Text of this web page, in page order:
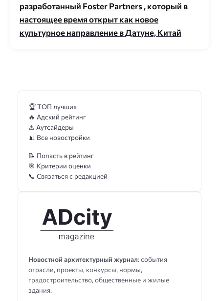
разработанный Foster Partners , который в
настоящее время открыт как новое
культурное направление в Датуне, Китай
Новостной архитектурный журнал: события
отрасли, проекты, конкурсы, нормы,
градостроительство, общественные и жилые
здания.
🏆 ТОП лучших
🔥 Адский рейтинг
⚠️ Аутсайдеры
📊 Все новостройки
📝 Попасть в рейтинг
🎯 Критерии оценки
📞 Связаться с редакцией